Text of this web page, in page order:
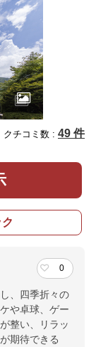
クチコミ数 : 49 件
0
、四季折々の
や卓球、ゲー
整い、リラッ
期待できる